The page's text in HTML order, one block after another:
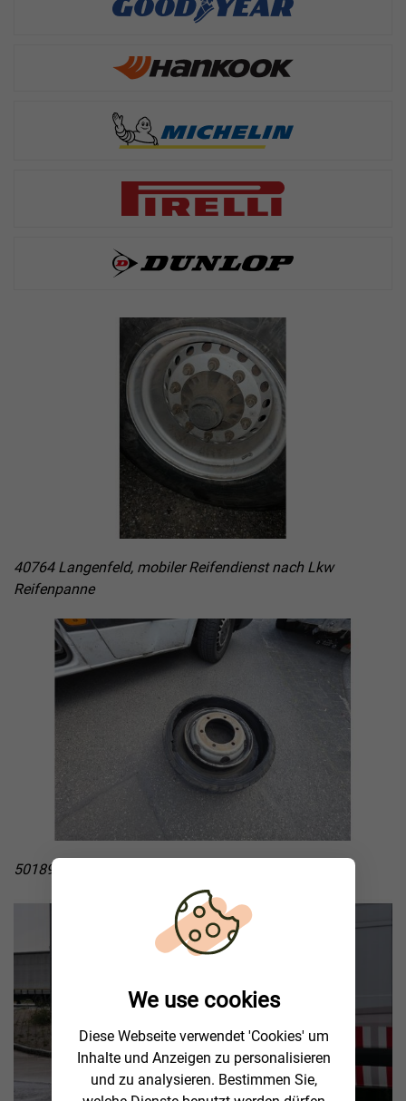
40764 Langenfeld, mobiler Reifendienst nach Lkw
Reifenpanne
50189 Elsdorf, Lkw Reifenwechsel nach Luftverlust
We use cookies
Diese Webseite verwendet 'Cookies' um
Inhalte und Anzeigen zu personalisieren
und zu analysieren. Bestimmen Sie,